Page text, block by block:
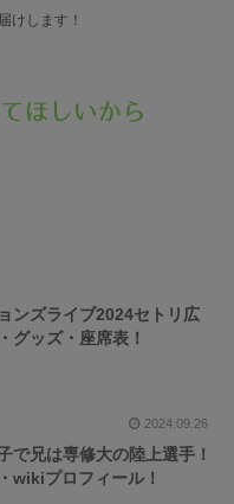
けします！
ンズライブ2024セトリ広
グッズ・座席表！
2024.09.26
で兄は専修大の陸上選手！
wikiプロフィール！